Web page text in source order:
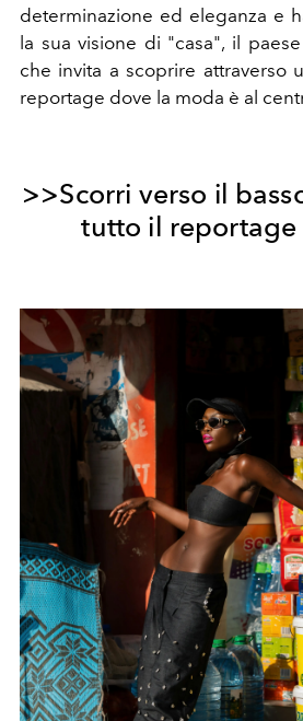
determinazione ed eleganza e
la sua visione di "casa", il
che invita a scoprire attraverso
reportage dove la moda è al
>>Scorri verso il
tutto il reportage